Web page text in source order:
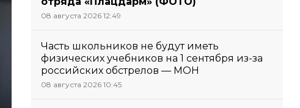
08 августа 2026 12:49
Часть школьников не будут иметь
физических учебников на 1 сентября из-за
российских обстрелов — МОН
08 августа 2026 10:45